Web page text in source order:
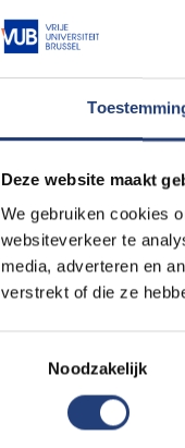
Deze website maakt
We gebruiken cookies
websiteverkeer te
media, adverteren en
verstrekt of die ze
Noodzakelijk